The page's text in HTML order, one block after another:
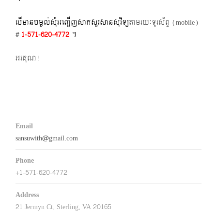
បើមានចម្ងល់​សុំអញ្ជើញសាកសួរសានសុវិទ្យតាមរយៈទូរស័ព្ទ​ (mobile)​
# 1-571-620-4772​ ។
អរគុណ!
Email
sansuwith@gmail.com
Phone
+1-571-620-4772
Address
21 Jermyn Ct, Sterling, VA 20165